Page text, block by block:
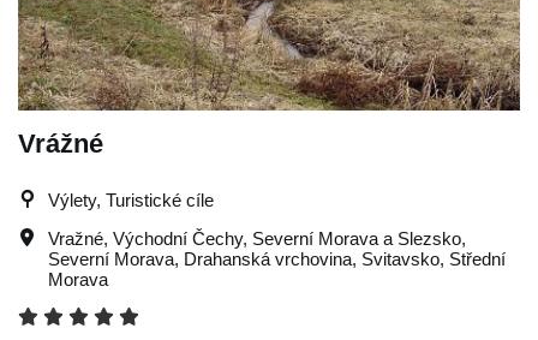
Vrážné
Výlety, Turistické cíle
Vražné, Východní Čechy, Severní Morava a Slezsko,
Severní Morava, Drahanská vrchovina, Svitavsko, Střední
Morava